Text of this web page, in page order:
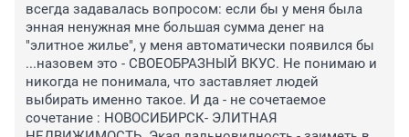
всегда задавалась вопросом: если бы у меня была
энная ненужная мне большая сумма денег на
"элитное жилье", у меня автоматически появился бы
...назовем это - СВОЕОБРАЗНЫЙ ВКУС. Не понимаю и
никогда не понимала, что заставляет людей
выбирать именно такое. И да - не сочетаемое
сочетание : НОВОСИБИРСК- ЭЛИТНАЯ